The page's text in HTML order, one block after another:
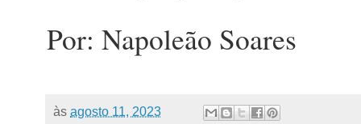
Por: Napoleão Soares
às agosto 11, 2023